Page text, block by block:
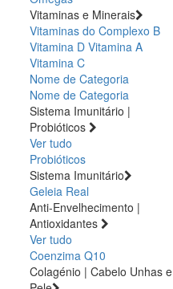
Vitaminas e Minerais
Vitaminas do Complexo B
Vitamina D Vitamina A
Vitamina C
Nome de Categoria
Nome de Categoria
Sistema Imunitário |
Probióticos
Ver tudo
Probióticos
Sistema Imunitário
Geleia Real
Anti-Envelhecimento |
Antioxidantes
Ver tudo
Coenzima Q10
Colagénio | Cabelo Unhas e